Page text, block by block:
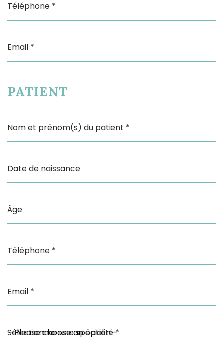
Téléphone *
Email *
PATIENT
Nom et prénom(s) du patient *
Date de naissance
Âge
Téléphone *
Email *
Sélectionner une spécialité *